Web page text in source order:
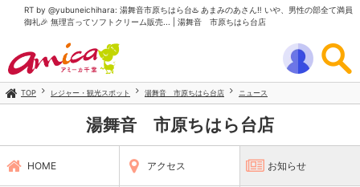
RT by @yubuneichihara: 湯舞音市原ちはら台♨️ あまみのあさん‼️ いや、男性の部全て満員
御礼🎉 無理言ってソフトクリーム販売... | 湯舞音 市原ちはら台店
TOP レジャー・観光スポット 湯舞音 市原ちはら台店 ニュース
湯舞音 市原ちはら台店
HOME アクセス お知らせ